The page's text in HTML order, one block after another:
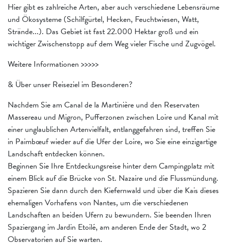
Hier gibt es zahlreiche Arten, aber auch verschiedene Lebensräume
und Ökosysteme (Schilfgürtel, Hecken, Feuchtwiesen, Watt,
Strände...). Das Gebiet ist fast 22.000 Hektar groß und ein
wichtiger Zwischenstopp auf dem Weg vieler Fische und Zugvögel.
Weitere Informationen >>>>>
& Über unser Reiseziel im Besonderen?
Nachdem Sie am Canal de la Martinière und den Reservaten
Massereau und Migron, Pufferzonen zwischen Loire und Kanal mit
einer unglaublichen Artenvielfalt, entlanggefahren sind, treffen Sie
in Paimbœuf wieder auf die Ufer der Loire, wo Sie eine einzigartige
Landschaft entdecken können.
Beginnen Sie Ihre Entdeckungsreise hinter dem Campingplatz mit
einem Blick auf die Brücke von St. Nazaire und die Flussmündung.
Spazieren Sie dann durch den Kiefernwald und über die Kais dieses
ehemaligen Vorhafens von Nantes, um die verschiedenen
Landschaften an beiden Ufern zu bewundern. Sie beenden Ihren
Spaziergang im Jardin Etoilé, am anderen Ende der Stadt, wo 2
Observatorien auf Sie warten.